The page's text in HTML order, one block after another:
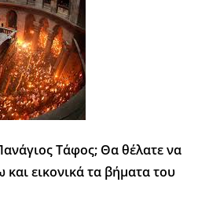
Τάφος; Θα θέλατε να
εικονικά τα βήματα του